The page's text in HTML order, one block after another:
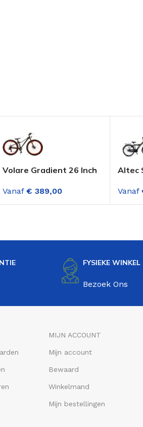
Volare Gradient 26 Inch
Oranje 7 Versnellingen
Vanaf € 389,00
Altec
Green
Vanaf
FYSIEKE WINKEL
Bezoek Ons
MIJN ACCOUNT
Mijn account
Bewaard
Winkelmand
Mijn bestellingen